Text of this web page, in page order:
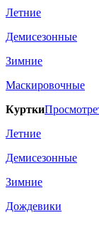
Летние
Демисезонные
Зимние
Маскировочные
Куртки
Летние
Демисезонные
Зимние
Дождевики